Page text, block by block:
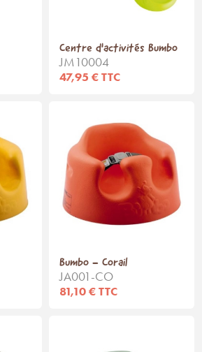
Centre d'activités Bumbo
JM10004
47,95 € TTC
Bumbo - Corail
JA001-CO
81,10 € TTC